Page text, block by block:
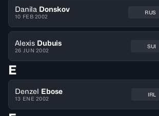
Danila Donskov
10 FEB 2002
RUS
Alexis Dubuis
26 JUN 2002
SUI
E
Denzel Ebose
13 ENE 2002
IRL